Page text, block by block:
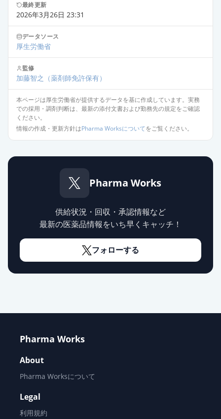
最終更新
2026年3月26日 23:31
データソース
厚生労働省
監修
加藤智之 （薬剤師免許保有）
本ページは厚生労働省が提供するデータを基に作成しています。実務
での採用・調剤判断は、最新の添付文書および勤務先の規定をご確認
ください。
情報の作成・更新方針はPharma Worksについてをご覧ください。
Pharma Works
供給状況・回収・承認情報など
最新の医薬品情報をいち早くキャッチ！
フォローする
Pharma Works
About
Pharma Worksについて
Legal
利用規約